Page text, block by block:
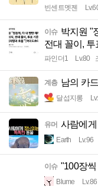
빈센트멧젠
이슈 박지원 "
전대 꼴이, 투
파인더1 Lv.80
계층 남의 카
달섭지롱
유머 사람에
Earth Lv.96
이슈 "100장
Blume Lv.86